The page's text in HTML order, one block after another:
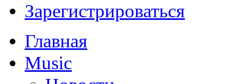
Зарегистрироваться
Главная
Music